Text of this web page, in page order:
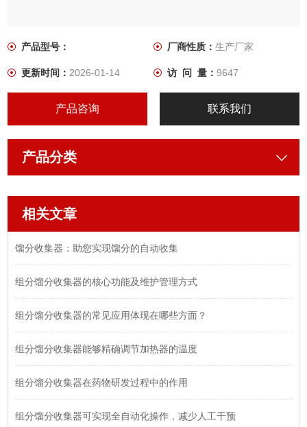
产品型号： 厂商性质： 生产厂家
更新时间：2026-01-14 访 问 量： 9647
产品咨询 联系我们
产品分类
相关文章
馏分收集器：助您实现馏分的自动收集
组分馏分收集器的核心功能及维护管理方式
组分馏分收集器的常见应用体现在哪些方面？
组分馏分收集器能够精确调节加热器的温度
组分馏分收集器在药物研发过程中的作用
组分馏分收集器可实现全自动化操作，减少人工干预